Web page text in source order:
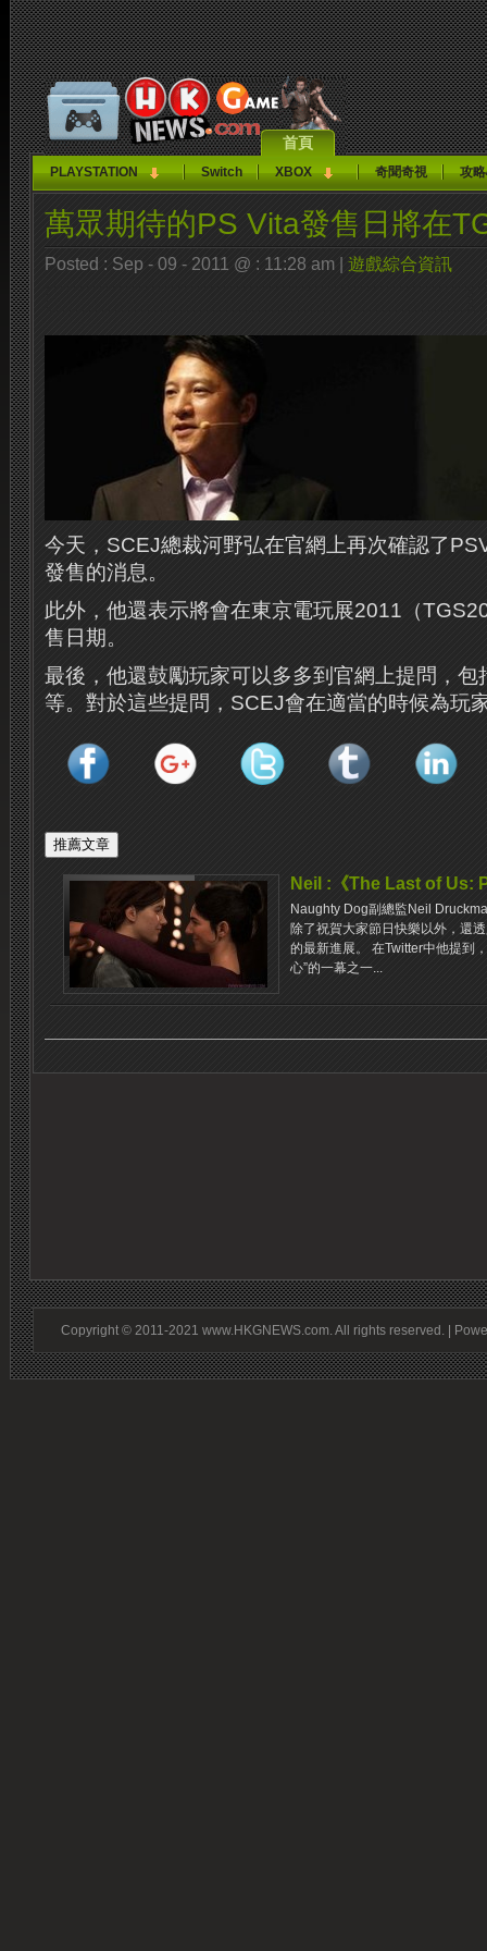
首頁
PLAYSTATION Switch XBOX 奇聞奇視 攻
萬眾期待的PS Vita發售日將在
Posted : Sep - 09 - 2011 @ : 11:28 am | 遊戲綜合資訊
今天， SCEJ總裁河野弘在官網上再次確認了
發售的消息。
此外，他還表示將會在東京電玩展2011 （
售日期。
最後，他還鼓勵玩家可以多多到官網上提問，包
等。對於這些提問， SCEJ會在適當的時候為玩
Neil :《The Last of Us:
Naughty Dog副總監Neil
除了祝賀大家節日快樂以外，還
的最新進展。 在Twitter中他提到
心”的一幕之一...
Copyright © 2011-2021 www.HKGNEWS.com. All rights reserved. |